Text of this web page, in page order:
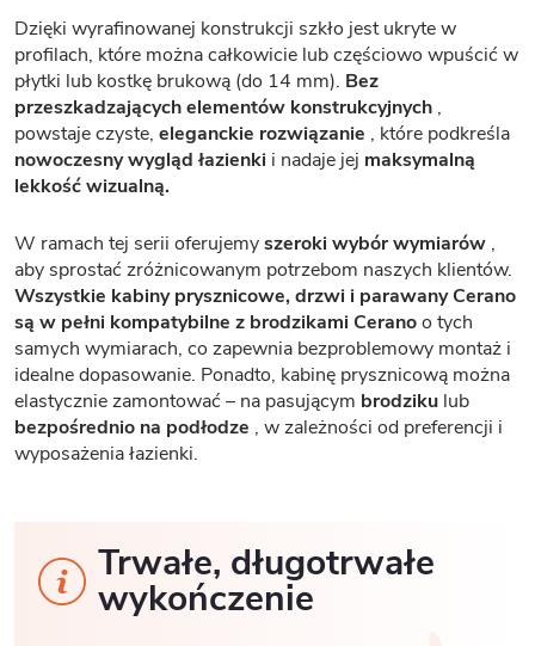
Dzięki wyrafinowanej konstrukcji szkło jest ukryte w
profilach, które można całkowicie lub częściowo wpuścić w
płytki lub kostkę brukową (do 14 mm). Bez
przeszkadzających elementów konstrukcyjnych ,
powstaje czyste, eleganckie rozwiązanie , które podkreśla
nowoczesny wygląd łazienki i nadaje jej maksymalną
lekkość wizualną.
W ramach tej serii oferujemyszeroki wybór wymiarów ,
aby sprostać zróżnicowanym potrzebom naszych klientów.
Wszystkie kabiny prysznicowe, drzwi i parawany Cerano
są w pełni kompatybilne z brodzikami Ceranoo tych
samych wymiarach, co zapewnia bezproblemowy montaż i
idealne dopasowanie. Ponadto, kabinę prysznicową można
elastycznie zamontować – na pasującym brodziku lub
bezpośrednio na podłodze , w zależności od preferencji i
wyposażenia łazienki.
Trwałe, długotrwałe
wykończenie